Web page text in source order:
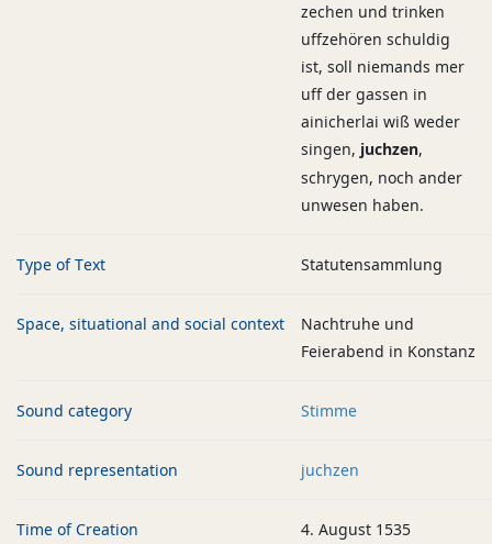
zechen und trinken
uffzehören schuldig
ist, soll niemands mer
uff der gassen in
ainicherlai wiß weder
singen, juchzen,
schrygen, noch ander
unwesen haben.
Type of Text Statutensammlung
Space, situational and social context
Nachtruhe und
Feierabend in Konstanz
Sound category Stimme
Sound representation juchzen
Time of Creation 4. August 1535